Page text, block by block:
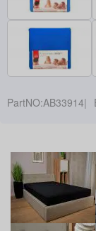
PartNO:AB33914